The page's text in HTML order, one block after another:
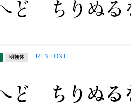
明朝体 REN FONT